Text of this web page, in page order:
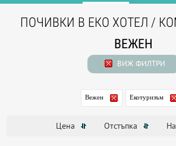
ПОЧИВКИ В ЕКО ХОТЕЛ /
ВЕЖЕН
ВИЖ ФИЛТРИ
Вежен Екотуризъм
Цена Отстъпка